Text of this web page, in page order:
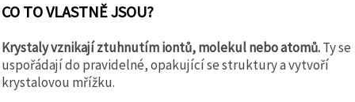
CO TO VLASTNĚ JSOU?
Krystaly vznikají ztuhnutím iontů, molekul nebo atomů.Ty se
uspořádají do pravidelné, opakující se struktury a vytvoří
krystalovou mřížku.